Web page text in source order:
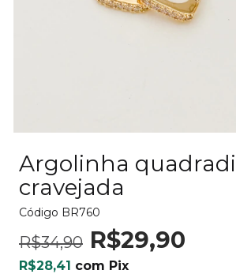
Argolinha
cravejada
Código BR760
R$34,90 R$29,90
R$28,41 com Pix